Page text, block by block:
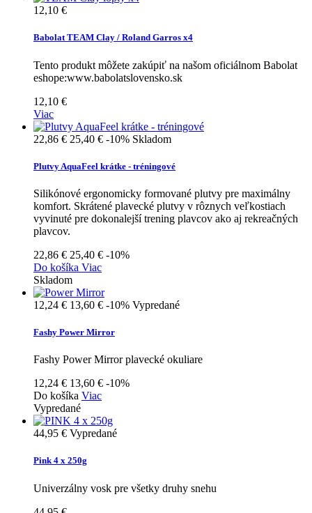
12,10 €
Babolat TEAM Clay / Roland Garros x4
Tento produkt môžete zakúpiť na našom oficiálnom Babolat
eshope:www.babolatslovensko.sk
12,10 €
Viac
22,86 € 25,40 € -10% Skladom
Plutvy AquaFeel krátke - tréningové
Silikónové ergonomicky formované plutvy pre maximálny
komfort. Skrátené plavecké plutvy v rôznych veľkostiach
vyvinuté pre dokonalejší trening plavcov ako aj rekreačných
plavcov.
22,86 € 25,40 € -10%
Do košíka Viac
Skladom
12,24 € 13,60 € -10% Vypredané
Fashy Power Mirror
Fashy Power Mirror plavecké okuliare
12,24 € 13,60 € -10%
Do košíka Viac
Vypredané
44,95 € Vypredané
Pink 4 x 250g
Univerzálny vosk pre všetky druhy snehu